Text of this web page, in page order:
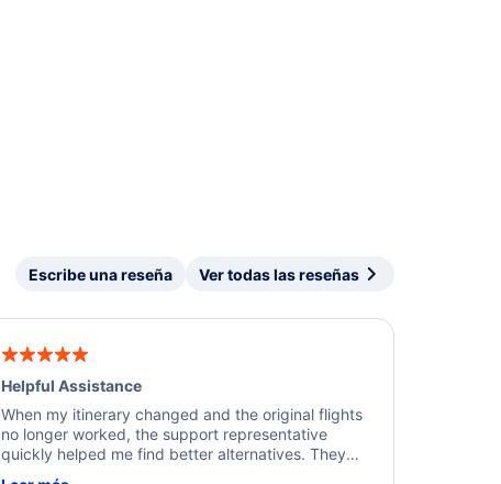
Escribe una reseña Ver todas las reseñas
Helpful Assistance
When my itinerary changed and the original flights
no longer worked, the support representative
quickly helped me find better alternatives. They